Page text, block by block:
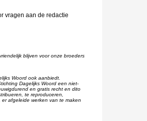
vragen aan de redactie
blijven voor onze broeders
Woord ook aanbiedt.
Dagelijks Woord een niet-
en gratis recht en dito
te reproduceren,
afgeleide werken van te maken